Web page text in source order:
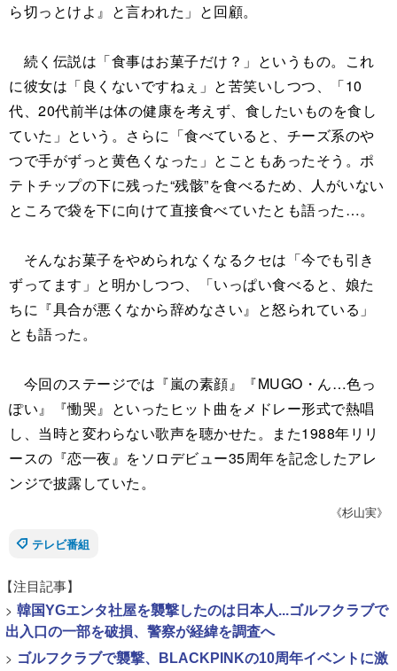
ら切っとけよ』と言われた」と回顧。
続く伝説は「食事はお菓子だけ？」というもの。これ
に彼女は「良くないですねぇ」と苦笑いしつつ、「10
代、20代前半は体の健康を考えず、食したいものを食し
ていた」という。さらに「食べていると、チーズ系のや
つで手がずっと黄色くなった」とこともあったそう。ポ
テトチップの下に残った“残骸”を食べるため、人がいない
ところで袋を下に向けて直接食べていたとも語った…。
そんなお菓子をやめられなくなるクセは「今でも引き
ずってます」と明かしつつ、「いっぱい食べると、娘た
ちに『具合が悪くなから辞めなさい』と怒られている」
とも語った。
今回のステージでは『嵐の素顔』『MUGO・ん…色っ
ぽい』『慟哭』といったヒット曲をメドレー形式で熱唱
し、当時と変わらない歌声を聴かせた。また1988年リリ
ースの『恋一夜』をソロデビュー35周年を記念したアレ
ンジで披露していた。
《杉山実》
テレビ番組
【注目記事】
> 韓国YGエンタ社屋を襲撃したのは日本人...ゴルフクラブで
出入口の一部を破損、警察が経緯を調査へ
> ゴルフクラブで襲撃、BLACKPINKの10周年イベントに激